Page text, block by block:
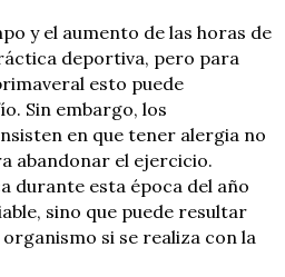
y el aumento de las horas de
deportiva, pero para
esto puede
Sin embargo, los
en que tener alergia no
abandonar el ejercicio.
durante esta época del año
sino que puede resultar
si se realiza con la